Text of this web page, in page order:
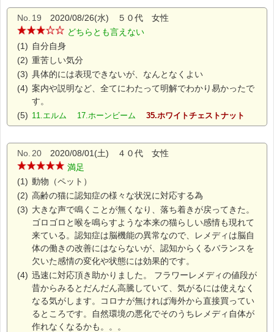
No. 19 2020/08/26(水) ５０代 女性
どちらとも言えない
(1) 自分自身
(2) 重苦しい気分
(3) 具体的には表現できないが、なんとなくよい
(4) 案内や説明など、全てにわたって明解でわかり易かったで
す。
(5) 11.エルム 17.ホーンビーム 35.ホワイトチェストナット
No. 20 2020/08/01(土) ４０代 女性
満足
(1) 動物（ペット）
(2) 高齢の猫に認知症の様々な状況に対応する為
(3) 大きな声で鳴くことが無くなり、落ち着きが戻ってきた。
ゴロゴロと喉を鳴らすような本来の猫らしい感情も現れて
来ている。認知症は脳機能の異常なので、レメディは脳自
体の働きの改善にはならないが、認知からくるバランスを
欠いた感情の変化や状態には効果的です。
(4) 迅速に対応頂き助かりました。 フラワーレメディの値段が
昔からみるとだんだん高騰していて、気がるには使えなく
なる気がします。コロナが無ければ海外から直接買ってい
るところです。自然環境の悪化でそのうちレメディ自体が
作れなくなるかも。。。